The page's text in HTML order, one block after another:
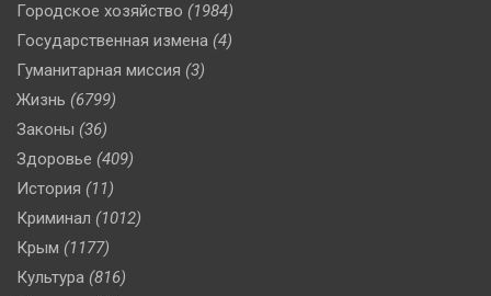
Городское хозяйство (1984)
Государственная измена (4)
Гуманитарная миссия (3)
Жизнь (6799)
Законы (36)
Здоровье (409)
История (11)
Криминал (1012)
Крым (1177)
Культура (816)